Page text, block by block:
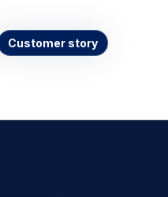
Customer story